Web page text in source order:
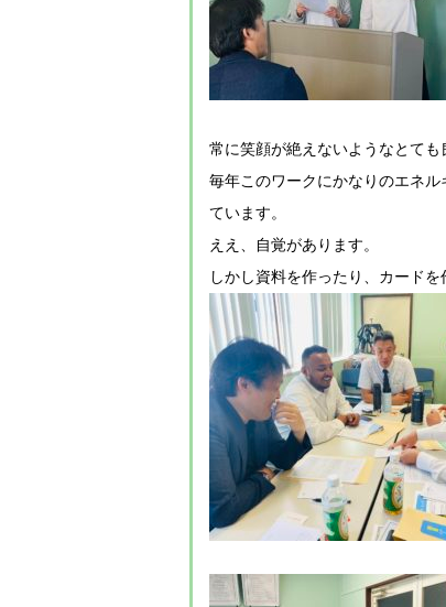
常に笑顔が絶えないようなとて
毎年このワークにかなりのエネ
ています。
ええ、自覚があります。
しかし資料を作ったり、カード